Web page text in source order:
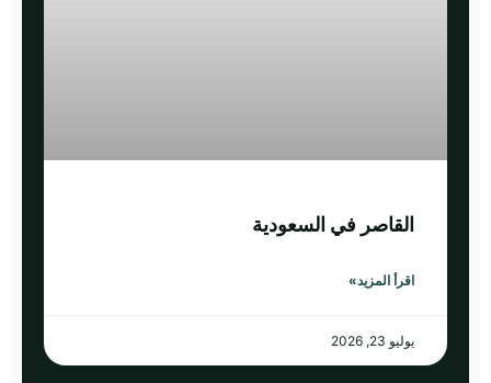
القاصر في السعودية
اقرأ المزيد»
يوليو 23, 2026